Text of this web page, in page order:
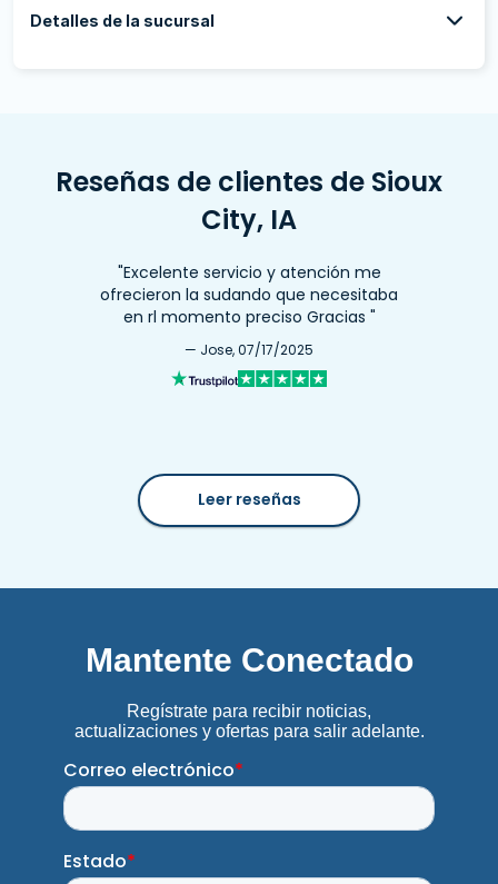
Detalles de la sucursal
Reseñas de clientes de Sioux
City, IA
"Excelente servicio y atención me
ofrecieron la sudando que necesitaba
en rl momento preciso Gracias "
— Jose, 07/17/2025
Leer reseñas